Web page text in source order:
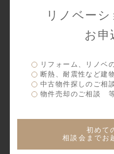
リノベー
お申
リフォーム、リノベ
断熱、耐震性など建
中古物件探しのご相
物件売却のご相談
初めて
相談会までお